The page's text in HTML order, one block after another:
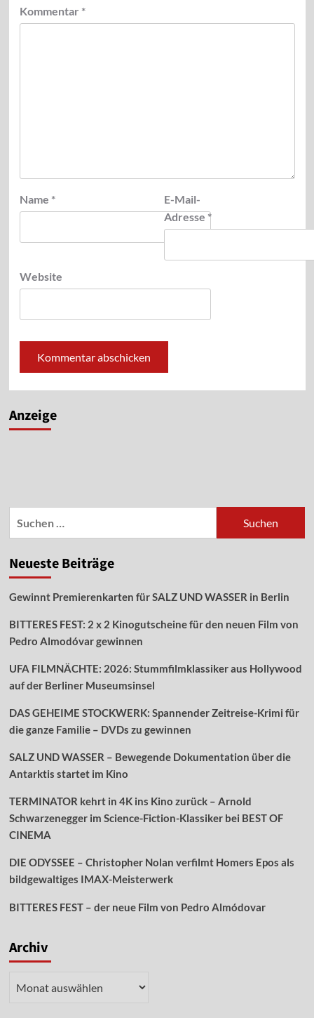
Kommentar *
Name *
E-Mail-
Adresse*
Website
Alternative:
Anzeige
Neueste Beiträge
Gewinnt Premierenkarten für SALZ UND WASSER in Berlin
BITTERES FEST: 2 x 2 Kinogutscheine für den neuen Film von
Pedro Almodóvar gewinnen
UFA FILMNÄCHTE: 2026: Stummfilmklassiker aus Hollywood
auf der Berliner Museumsinsel
DAS GEHEIME STOCKWERK: Spannender Zeitreise-Krimi für
die ganze Familie – DVDs zu gewinnen
SALZ UND WASSER – Bewegende Dokumentation über die
Antarktis startet im Kino
TERMINATOR kehrt in 4K ins Kino zurück – Arnold
Schwarzenegger im Science-Fiction-Klassiker bei BEST OF
CINEMA
DIE ODYSSEE – Christopher Nolan verfilmt Homers Epos als
bildgewaltiges IMAX-Meisterwerk
BITTERES FEST – der neue Film von Pedro Almódovar
Archiv